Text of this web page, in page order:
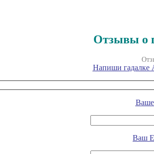
Отзывы о
Напиши гадалке
Ваше
Ваш